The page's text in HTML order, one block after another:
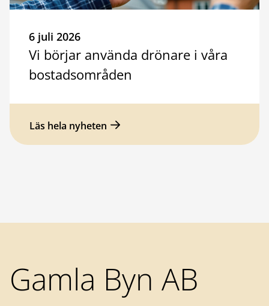
6 juli 2026
Vi börjar använda drönare i våra
bostadsområden
Läs hela nyheten
Gamla Byn AB